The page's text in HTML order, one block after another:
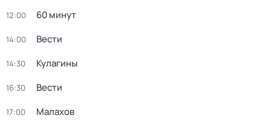
12:00 60 минут
14:00 Вести
14:30 Кулагины
16:30 Вести
17:00 Малахов